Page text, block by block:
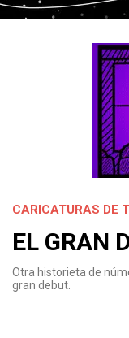
CARICATURAS DE
EL GRAN
Otra historieta de
gran debut.